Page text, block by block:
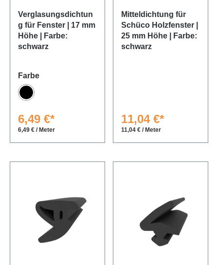
Verglasungsdichtun
g für Fenster | 17 mm
Höhe | Farbe:
schwarz
Farbeauswählen
Schwarz
6,49 €*
6,49 € / Meter
Mitteldichtung für
Schüco Holzfenster |
25 mm Höhe | Farbe:
schwarz
11,04 €*
11,04 € / Meter